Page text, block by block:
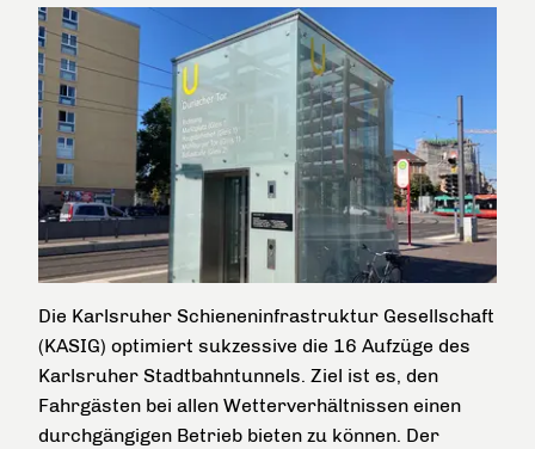
Die Karlsruher Schieneninfrastruktur Gesellschaft
(KASIG) optimiert sukzessive die 16 Aufzüge des
Karlsruher Stadtbahntunnels. Ziel ist es, den
Fahrgästen bei allen Wetterverhältnissen einen
durchgängigen Betrieb bieten zu können. Der